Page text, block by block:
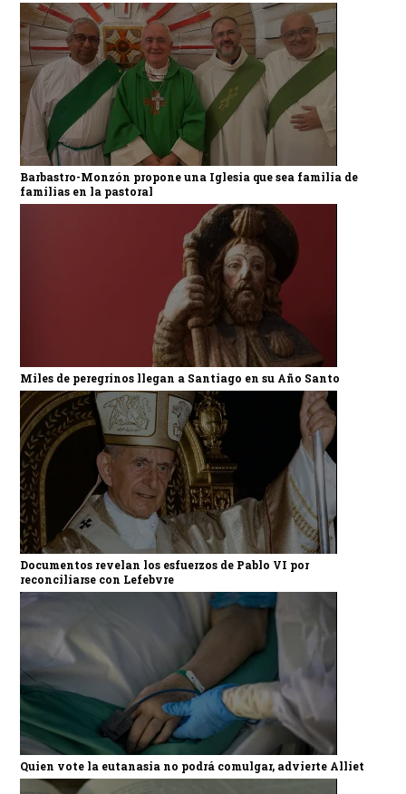
Barbastro-Monzón propone una Iglesia que sea familia de
familias en la pastoral
Miles de peregrinos llegan a Santiago en su Año Santo
Documentos revelan los esfuerzos de Pablo VI por
reconciliarse con Lefebvre
Quien vote la eutanasia no podrá comulgar, advierte Alliet